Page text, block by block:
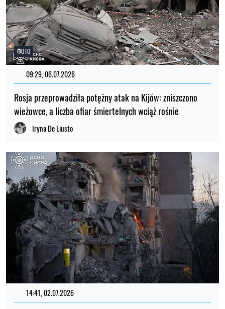
ФОТО
09:29, 06.07.2026
Rosja przeprowadziła potężny atak na Kijów: zniszczono
wieżowce, a liczba ofiar śmiertelnych wciąż rośnie
Iryna De Liusto
14:41, 02.07.2026